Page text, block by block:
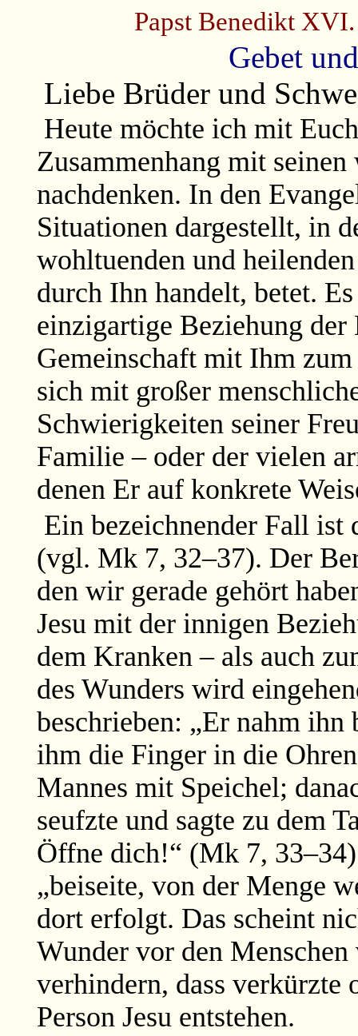
Papst Benedikt
Gebet
Liebe Brüder und
Heute möchte ich mit
Zusammenhang mit
nachdenken. In den
Situationen dargestellt, in
wohltuenden und
durch Ihn handelt, betet.
einzigartige Beziehung der
Gemeinschaft mit Ihm
sich mit großer
Schwierigkeiten seiner
Familie – oder der vielen
denen Er auf konkrete
Ein bezeichnender Fall ist
(vgl. Mk 7, 32–37). Der
den wir gerade gehört
Jesu mit der innigen
dem Kranken – als auch
des Wunders wird
beschrieben: „Er nahm
ihm die Finger in die
Mannes mit Speichel;
seufzte und sagte zu dem
Öffne dich!“ (Mk 7,
„beiseite, von der Menge
dort erfolgt. Das scheint
Wunder vor den
verhindern, dass verkürzte
Person Jesu entstehen.